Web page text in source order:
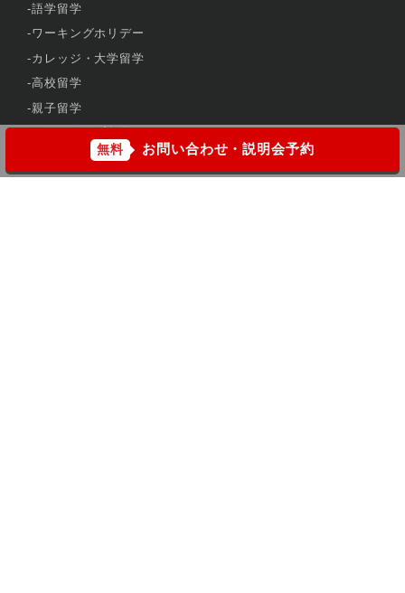
語学留学
ワーキングホリデー
カレッジ・大学留学
高校留学
親子留学
無料 お問い合わせ・説明会予約